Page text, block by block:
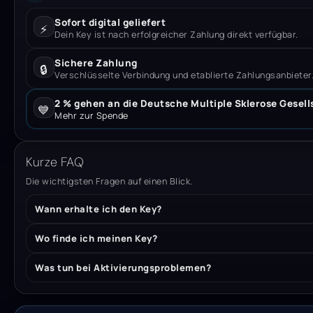
⚡ Sofort digital geliefert
Dein Key ist nach erfolgreicher Zahlung direkt verfügbar.
🔒 Sichere Zahlung
Verschlüsselte Verbindung und etablierte Zahlungsanbieter.
💙 2 % gehen an die Deutsche Multiple Sklerose
Mehr zur Spende
Kurze FAQ
Die wichtigsten Fragen auf einen Blick.
Wann erhalte ich den Key?
Wo finde ich meinen Key?
Was tun bei Aktivierungsproblemen?